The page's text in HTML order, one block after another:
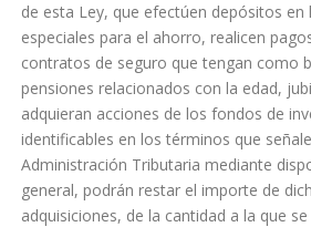
de esta Ley, que efectúen depósitos en
especiales para el ahorro, realicen
contratos de seguro que tengan como
pensiones relacionados con la edad,
adquieran acciones de los fondos de
identificables en los términos que
Administración Tributaria mediante
general, podrán restar el importe de
adquisiciones, de la cantidad a la que